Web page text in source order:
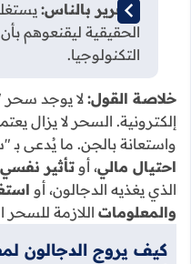
التغرير بالناس:
الحقيقية ليقنعوهم
التكنولوجيا.
خلاصة القول: لا يوجد سحر
إلكترونية. السحر لا يزال
واستعانة بالجن. ما يُدعى
احتيال مالي، أو تأثير نفسي
الذي يغذيه الدجالون، أو
والمعلومات اللازمة للسحر
كيف يروج الدجالون